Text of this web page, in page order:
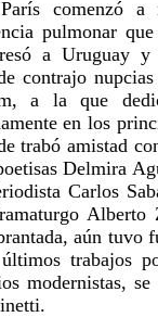
comenzó a
pulmonar
a Uruguay
contrajo
a la que
en los
trabó amistad
Delmira
Carlos
Alberto
aún tuvo
trabajos
modernistas,